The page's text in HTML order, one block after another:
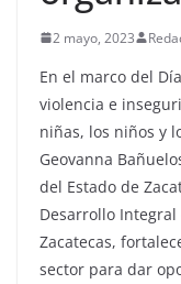
2 mayo, 2023
En el marco del
violencia e
niñas, los niños y
Geovanna
del Estado de
Desarrollo
Zacatecas,
sector para dar